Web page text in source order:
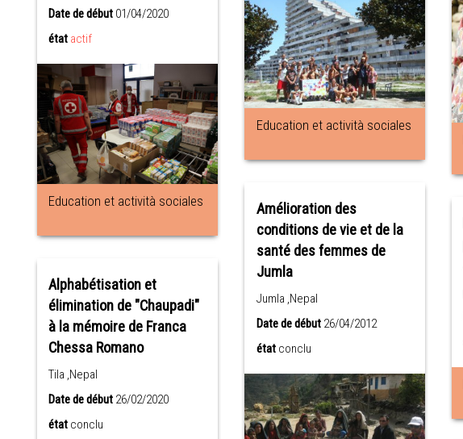
Date de début 01/04/2020
état actif
Education et actività sociales
Alphabétisation et
élimination de "Chaupadi"
à la mémoire de Franca
Chessa Romano
Tila ,Nepal
Date de début 26/02/2020
état conclu
Education et actività sociales
Amélioration des
conditions de vie et de la
santé des femmes de
Jumla
Jumla ,Nepal
Date de début26/04/2012
état conclu